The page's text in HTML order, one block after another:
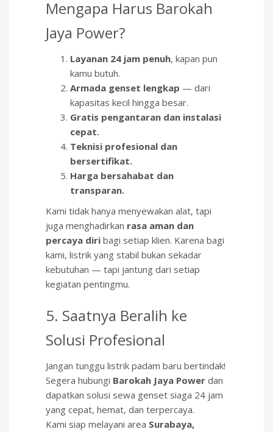
Mengapa Harus Barokah
Jaya Power?
Layanan 24 jam penuh, kapan pun
kamu butuh.
Armada genset lengkap — dari
kapasitas kecil hingga besar.
Gratis pengantaran dan instalasi
cepat.
Teknisi profesional dan
bersertifikat.
Harga bersahabat dan
transparan.
Kami tidak hanya menyewakan alat, tapi
juga menghadirkan rasa aman dan
percaya diri bagi setiap klien. Karena bagi
kami, listrik yang stabil bukan sekadar
kebutuhan — tapi jantung dari setiap
kegiatan pentingmu.
5. Saatnya Beralih ke
Solusi Profesional
Jangan tunggu listrik padam baru bertindak!
Segera hubungi Barokah Jaya Power dan
dapatkan solusi sewa genset siaga 24 jam
yang cepat, hemat, dan terpercaya.
Kami siap melayani area Surabaya,